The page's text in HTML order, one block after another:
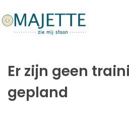
Er zijn geen
gepland